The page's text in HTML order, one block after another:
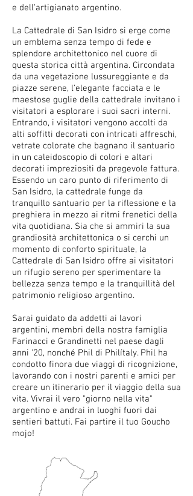
e dell'artigianato argentino.
La Cattedrale di San Isidro si erge come
un emblema senza tempo di fede e
splendore architettonico nel cuore di
questa storica città argentina. Circondata
da una vegetazione lussureggiante e da
piazze serene, l'elegante facciata e le
maestose guglie della cattedrale invitano i
visitatori a esplorare i suoi sacri interni.
Entrando, i visitatori vengono accolti da
alti soffitti decorati con intricati affreschi,
vetrate colorate che bagnano il santuario
in un caleidoscopio di colori e altari
decorati impreziositi da pregevole fattura.
Essendo un caro punto di riferimento di
San Isidro, la cattedrale funge da
tranquillo santuario per la riflessione e la
preghiera in mezzo ai ritmi frenetici della
vita quotidiana. Sia che si ammiri la sua
grandiosità architettonica o si cerchi un
momento di conforto spirituale, la
Cattedrale di San Isidro offre ai visitatori
un rifugio sereno per sperimentare la
bellezza senza tempo e la tranquillità del
patrimonio religioso argentino.
Sarai guidato da addetti ai lavori
argentini, membri della nostra famiglia
Farinacci e Grandinetti nel paese dagli
anni '20, nonché Phil di Philítaly. Phil ha
condotto finora due viaggi di ricognizione,
lavorando con i nostri parenti e amici per
creare un itinerario per il viaggio della sua
vita. Vivrai il vero "giorno nella vita"
argentino e andrai in luoghi fuori dai
sentieri battuti. Fai partire il tuo Goucho
mojo!